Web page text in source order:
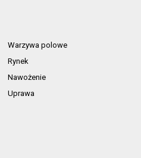
Warzywa polowe
Rynek
Nawożenie
Uprawa